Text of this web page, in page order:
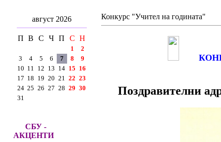
август 2026
П В С Ч П С Н
1
2
3
4 5 6 7 8
9
10 11 12 13 14 15 16
17 18 19 20 21 22 23
24 25 26 27 28 29 30
31
СБУ -
АКЦЕНТИ
Конкурс "Учител на годината"
Поздравителни